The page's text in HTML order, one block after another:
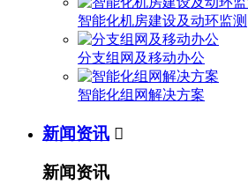
智能化机房建设及动环监测
分支组网及移动办公
智能化组网解决方案
新闻资讯 
新闻资讯